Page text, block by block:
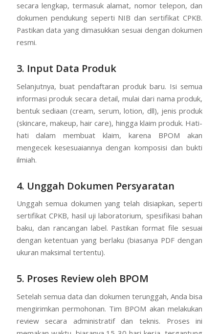
secara lengkap, termasuk alamat, nomor telepon, dan
dokumen pendukung seperti NIB dan sertifikat CPKB.
Pastikan data yang dimasukkan sesuai dengan dokumen
resmi.
3. Input Data Produk
Selanjutnya, buat pendaftaran produk baru. Isi semua
informasi produk secara detail, mulai dari nama produk,
bentuk sediaan (cream, serum, lotion, dll), jenis produk
(skincare, makeup, hair care), hingga klaim produk. Hati-
hati dalam membuat klaim, karena BPOM akan
mengecek kesesuaiannya dengan komposisi dan bukti
ilmiah.
4. Unggah Dokumen Persyaratan
Unggah semua dokumen yang telah disiapkan, seperti
sertifikat CPKB, hasil uji laboratorium, spesifikasi bahan
baku, dan rancangan label. Pastikan format file sesuai
dengan ketentuan yang berlaku (biasanya PDF dengan
ukuran maksimal tertentu).
5. Proses Review oleh BPOM
Setelah semua data dan dokumen terunggah, Anda bisa
mengirimkan permohonan. Tim BPOM akan melakukan
review secara administratif dan teknis. Proses ini